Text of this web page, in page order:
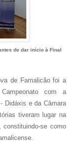
de dar início à Final
de Famalicão foi a
com a
Didáxis e da Câmara
tiveram lugar na
constituindo-se como